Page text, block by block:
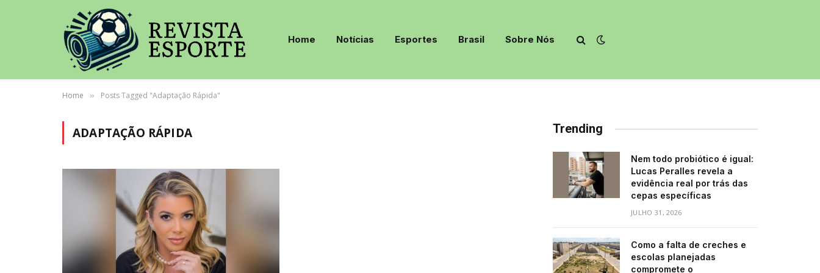
Home Notícias Esportes Brasil Sobre Nós
Home » Posts Tagged "Adaptação Rápida"
ADAPTAÇÃO RÁPIDA Trending
Nem todo probiótico é igual:
Lucas Peralles revela a
evidência real por trás das
cepas específicas
JULHO 31, 2026
Como a falta de creches e
escolas planejadas
compromete o